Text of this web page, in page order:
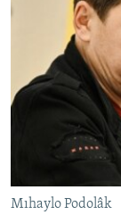
BLOGLAR
Русский
Українською
Mıhaylo Podolâk